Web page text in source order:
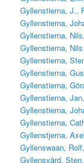
Gyllenstierna, J.,
Gyllenstierna,
Gyllenstierna,
Gyllenstierna,
Gyllenstierna,
Gyllenstierna,
Gyllenstierna,
Gyllenstierna,
Gyllenstierna,
Gyllenstierna,
Gyllenstjerna,
Gyllenswaan,
Gyllensvärd,